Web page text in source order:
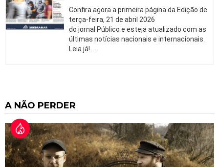
Confira agora a primeira página da Edição de
terça-feira, 21 de abril 2026
do jornal Público e esteja atualizado com as
últimas notícias nacionais e internacionais.
Leia já!
A NÃO PERDER